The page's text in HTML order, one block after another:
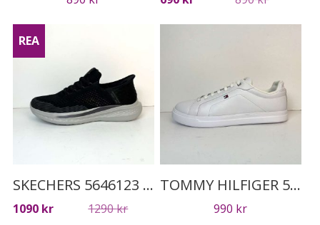
890 kr.
690 kr.
REA
SKECHERS 5646123 svart
1290krDet
1090 kr
Det
TOMMY HILFIGER 5646140 vit
990 kr